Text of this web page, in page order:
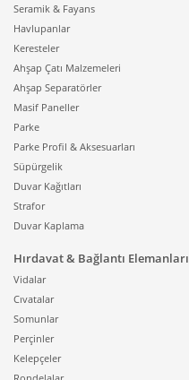
Seramik & Fayans
Havlupanlar
Keresteler
Ahşap Çatı Malzemeleri
Ahşap Separatörler
Masif Paneller
Parke
Parke Profil & Aksesuarları
Süpürgelik
Duvar Kağıtları
Strafor
Duvar Kaplama
Hırdavat & Bağlantı Elemanları
Vidalar
Cıvatalar
Somunlar
Perçinler
Kelepçeler